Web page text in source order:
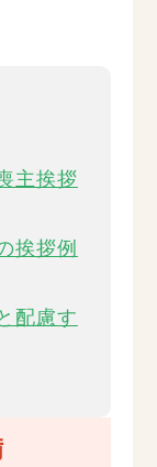
主挨拶
挨拶例
配慮す